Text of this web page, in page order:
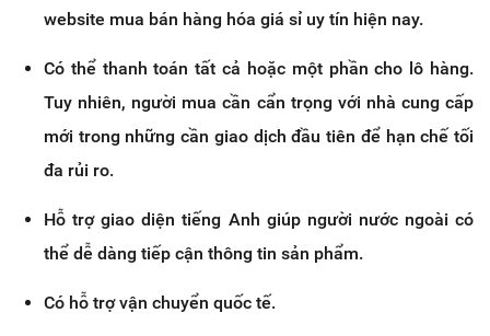
website mua bán hàng hóa giá sỉ uy tín hiện nay.
Có thể thanh toán tất cả hoặc một phần cho lô hàng.
Tuy nhiên, người mua cần cẩn trọng với nhà cung cấp
mới trong những cần giao dịch đầu tiên để hạn chế tối
đa rủi ro.
Hỗ trợ giao diện tiếng Anh giúp người nước ngoài có
thể dễ dàng tiếp cận thông tin sản phẩm.
Có hỗ trợ vận chuyển quốc tế.